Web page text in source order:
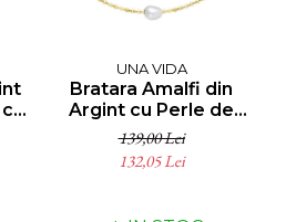
UNA VIDA
Bratara Amalfi din
Argint cu Perle de
Cultura, Auriu
139,00 Lei
132,05 Lei